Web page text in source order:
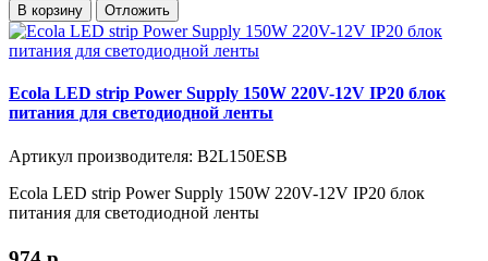
В корзину Отложить
Ecola LED strip Power Supply 150W 220V-12V IP20 блок
питания для светодиодной ленты
Артикул производителя: B2L150ESB
Ecola LED strip Power Supply 150W 220V-12V IP20 блок
питания для светодиодной ленты